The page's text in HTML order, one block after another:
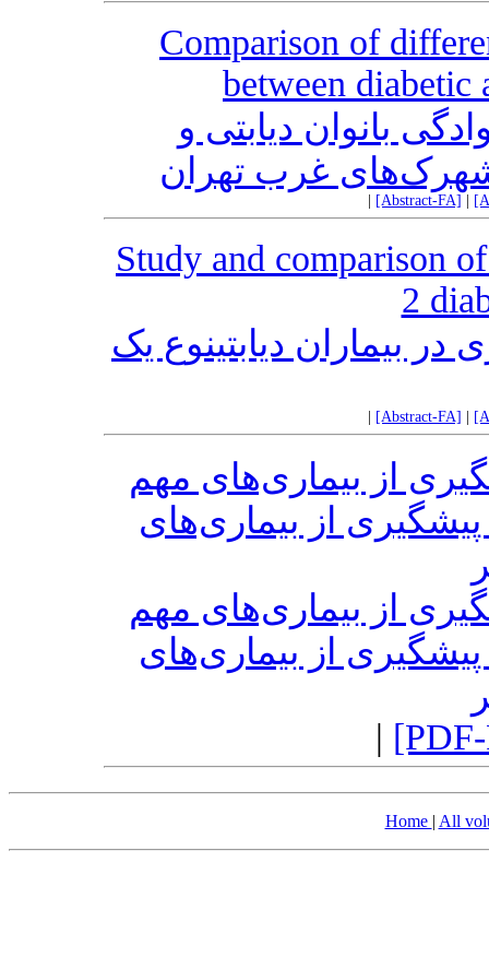
Comparison of
between diabetic
بانوان دیابتی و
غرب تهران
[Abstract-FA]
Study and comparison
2
بیماران دیابتینوع یک
[Abstract-FA]
از بیماری‌های مهم
پیشگیری از بیماری‌های
از بیماری‌های مهم
پیشگیری از بیماری‌های
|
Home | All